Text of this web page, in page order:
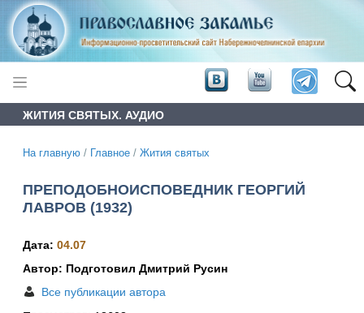
ЖИТИЯ СВЯТЫХ. АУДИО
На главную / Главное / Жития святых
ПРЕПОДОБНОИСПОВЕДНИК ГЕОРГИЙ
ЛАВРОВ (1932)
Дата: 04.07
Автор: Подготовил Дмитрий Русин
Все публикации автора